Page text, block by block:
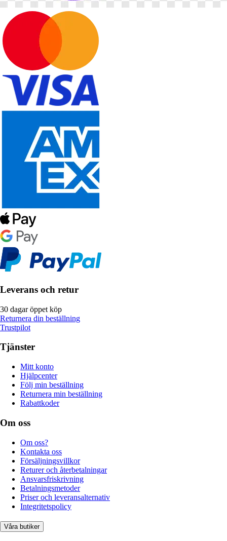
Leverans och retur
30 dagar öppet köp
Returnera din beställning
Trustpilot
Tjänster
Mitt konto
Hjälpcenter
Följ min beställning
Returnera min beställning
Rabattkoder
Om oss
Om oss?
Kontakta oss
Försäljningsvillkor
Returer och återbetalningar
Ansvarsfriskrivning
Betalningsmetoder
Priser och leveransalternativ
Integritetspolicy
Våra butiker